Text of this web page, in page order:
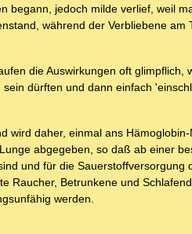
begann, jedoch milde verlief, weil
während der Verbliebene am
die Auswirkungen oft glimpflich,
dürften und dann einfach
wird daher, einmal ans
abgegeben, so daß ab einer
und für die Sauerstoffversorgung
Raucher, Betrunkene und
werden.